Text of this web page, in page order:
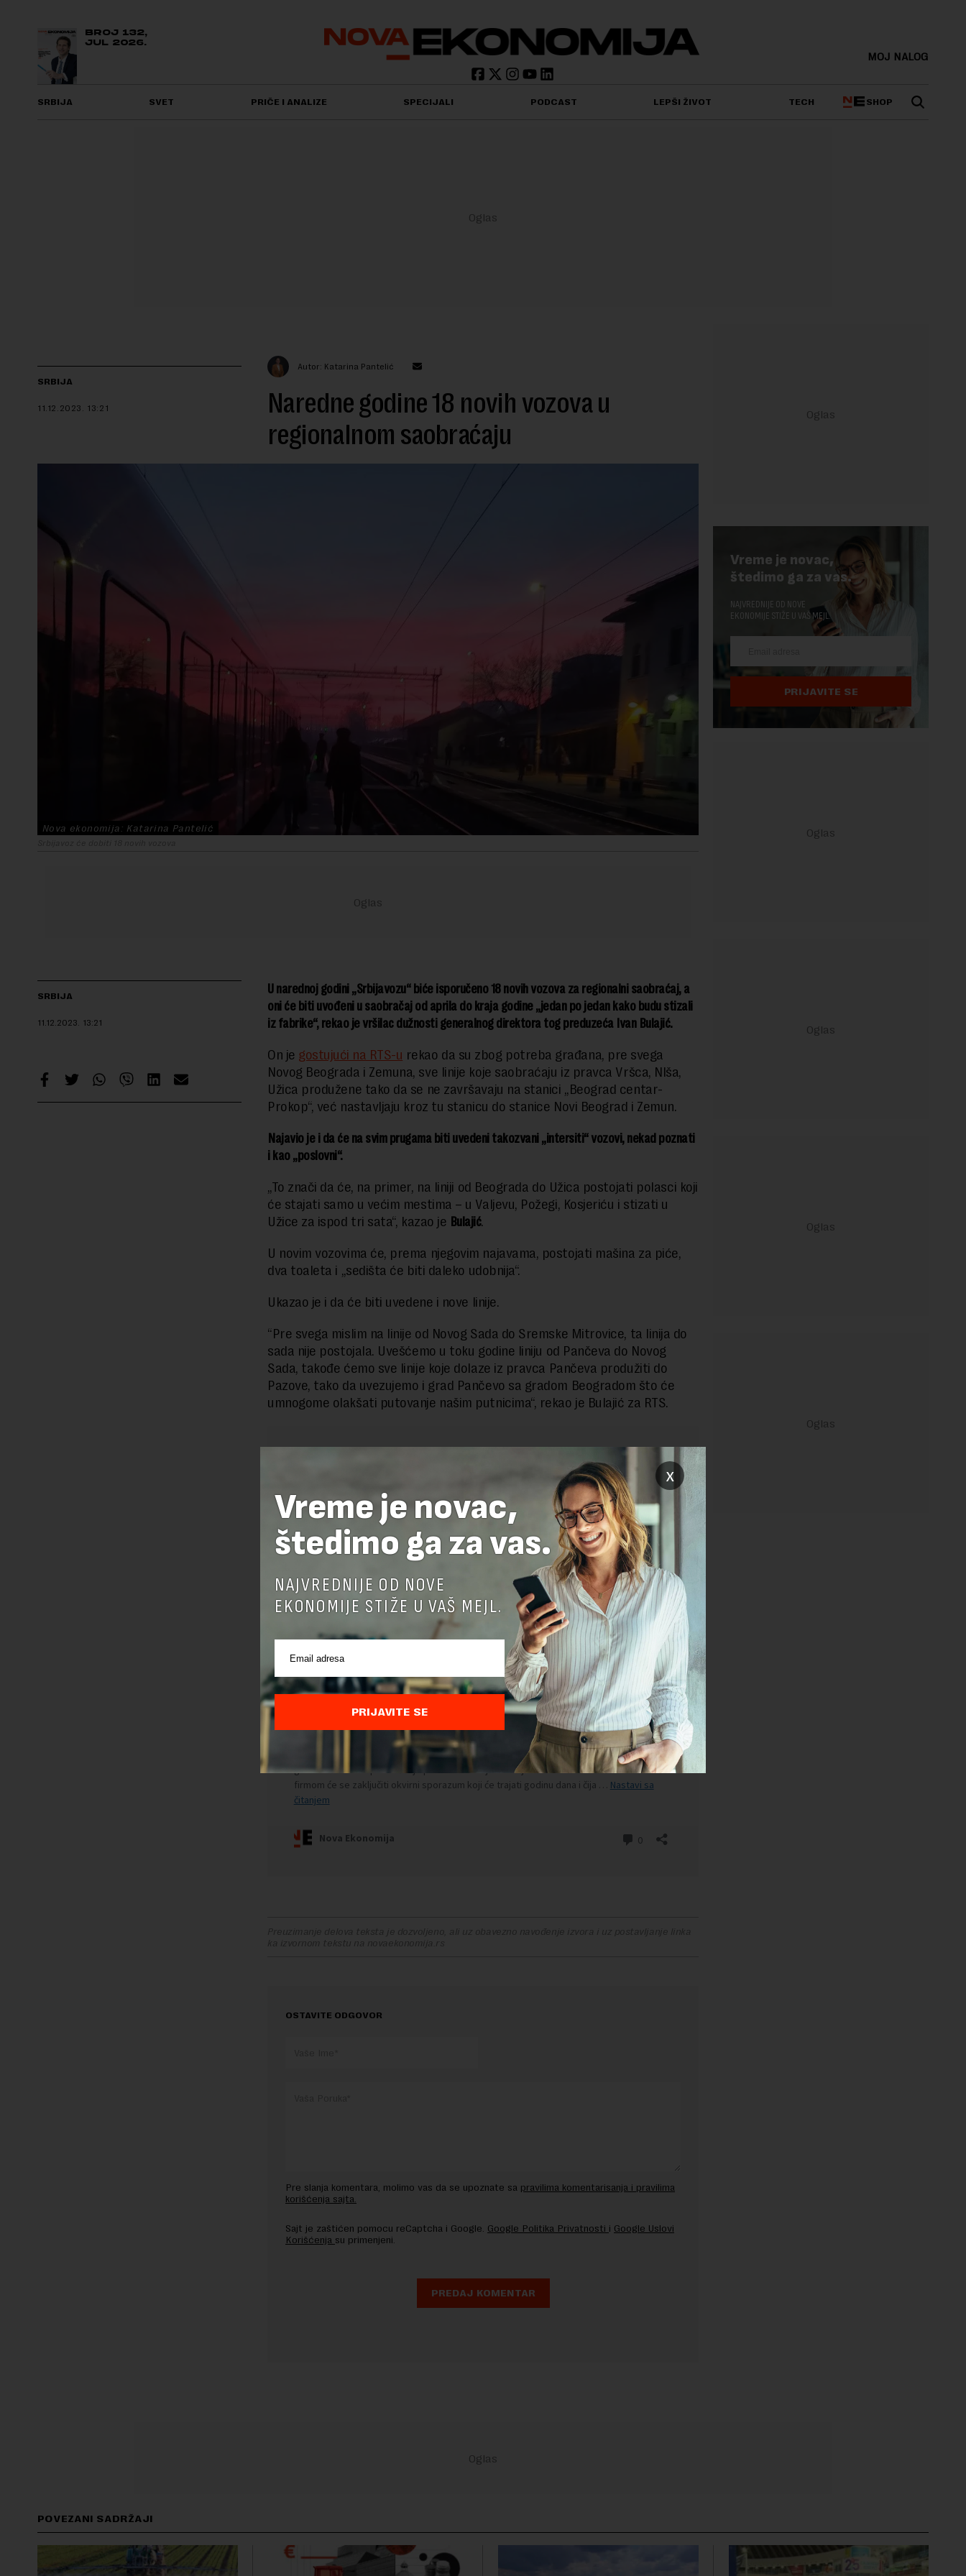
BROJ 132,
JUL 2026.
MOJ NALOG
SRBIJA SVET PRIČE I ANALIZE SPECIJALI PODCAST LEPŠI ŽIVOT TECH SHOP
SRBIJA
11.12.2023. 13:21
Autor: Katarina Pantelić
Naredne godine 18 novih vozova u
regionalnom saobraćaju
Nova ekonomija: Katarina Pantelić
SRBIJA
11.12.2023. 13:21
U narednoj godini „Srbijavozu“ biće isporučeno 18 novih vozova za regionalni saobraćaj, a
oni će biti uvođeni u saobračaj od aprila do kraja godine „jedan po jedan kako budu stizali
iz fabrike“, rekao je vršilac dužnosti generalnog direktora tog preduzeća Ivan Bulajić.
On je gostujući na RTS-u rekao da su zbog potreba građana, pre svega
Novog Beograda i Zemuna, sve linije koje saobraćaju iz pravca Vršca, NIša,
Užica produžene tako da se ne završavaju na stanici „Beograd centar-
Prokop“, već nastavljaju kroz tu stanicu do stanice Novi Beograd i Zemun.
Najavio je i da će na svim prugama biti uvedeni takozvani „intersiti“ vozovi, nekad poznati
i kao „poslovni“.
„To znači da će, na primer, na liniji od Beograda do Užica postojati polasci koji
će stajati samo u većim mestima – u Valjevu, Požegi, Kosjeriću i stizati u
Užice za ispod tri sata“, kazao je Bulajić.
U novim vozovima će, prema njegovim najavama, postojati mašina za piće,
dva toaleta i „sedišta će biti daleko udobnija“.
Ukazao je i da će biti uvedene i nove linije.
“Pre svega mislim na linije od Novog Sada do Sremske Mitrovice, ta linija do
sada nije postojala. Uvešćemo u toku godine liniju od Pančeva do Novog
Sada, takođe ćemo sve linije koje dolaze iz pravca Pančeva produžiti do
Pazove, tako da uvezujemo i grad Pančevo sa gradom Beogradom što će
umnogome olakšati putovanje našim putnicima“, rekao je Bulajić za RTS.
Preuzimanje delova teksta je dozvoljeno, ali uz obavezno navođenje izvora i uz postavljanje linka
ka izvornom tekstu na novaekonomija.rs
OSTAVITE ODGOVOR
Pre slanja komentara, molimo vas da se upoznate sa pravilima komentarisanja i pravilima
korišćenja sajta.
Sajt je zaštićen pomocu reCaptcha i Google. Google Politika Privatnosti i Google Uslovi
Korišćenja su primenjeni.
Vreme je novac,
štedimo ga za vas.
NAJVREDNIJE OD NOVE
EKONOMIJE STIŽE U VAŠ MEJL.
PRIJAVITE SE
POVEZANI SADRŽAJI
x
Vreme je novac,
štedimo ga za vas.
NAJVREDNIJE OD NOVE
EKONOMIJE STIŽE U VAŠ MEJL.
PRIJAVITE SE